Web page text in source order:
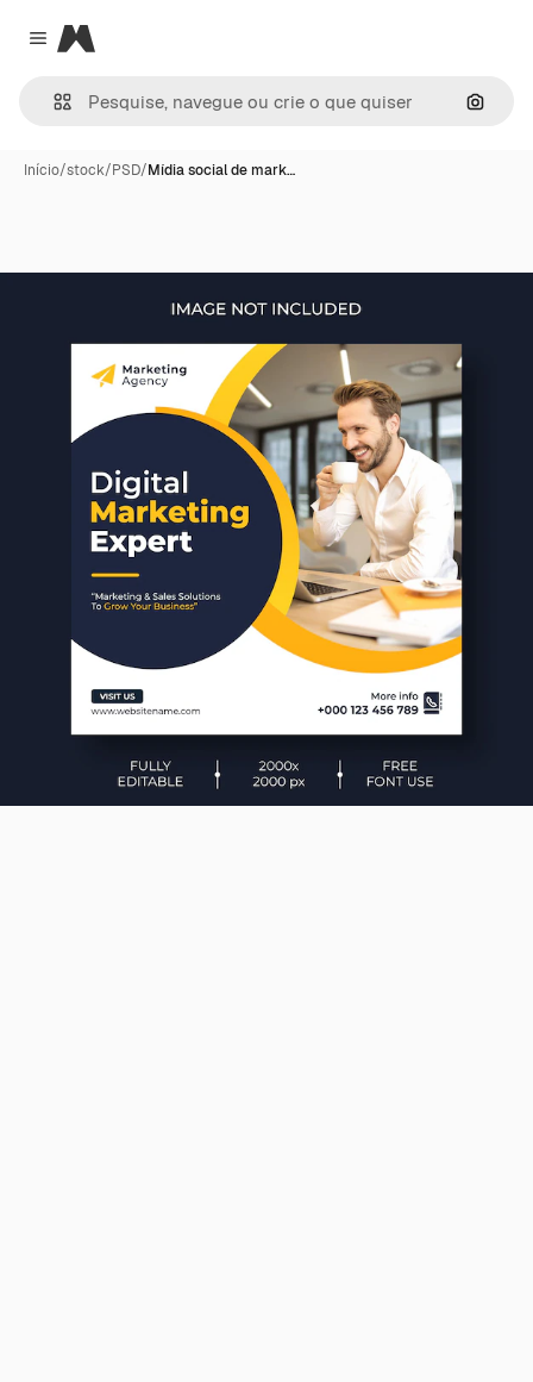
Close menu
Magnific
Início/stock/PSD/Mídia social de mark…